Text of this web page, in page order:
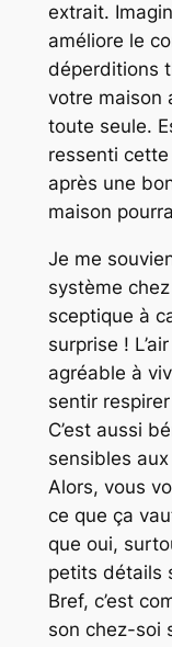
extrait.
améliore le
déperditions
votre maison
toute seule.
ressenti cette
après une
maison
Je me
système
sceptique à
surprise !
agréable à
sentir
C’est aussi
sensibles
Alors, vous
ce que ça
que oui,
petits détails
Bref, c’est
son chez-soi